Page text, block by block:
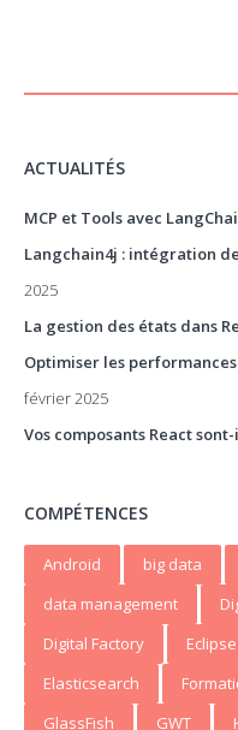
ACTUALITÉS
MCP et Tools avec
Langchain4j : intégration
2025
La gestion des états dans
Optimiser les
février 2025
Vos composants React
COMPÉTENCES
Android big data
data management
Digital Factory
Eclipse
Elasticsearch
GlassFish
GWT